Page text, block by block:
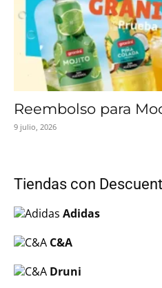
Reembolso para
9 julio, 2026
Tiendas con
Adidas
C&A
Druni